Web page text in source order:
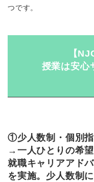
つです。
【
授業は安心
①少人数制・個別
→一人ひとりの希
就職キャリアアド
を実施。少人数制